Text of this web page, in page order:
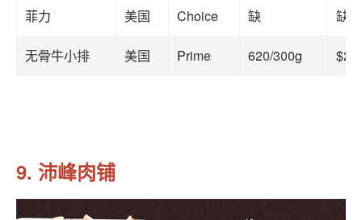
菲力 美国 Choice 缺 缺
无骨牛小排 美国 Prime 620/300g
9. 沛峰肉铺